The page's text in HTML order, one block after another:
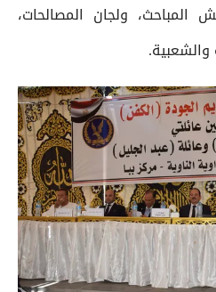
ولجان المصالحات،
والشعبية.